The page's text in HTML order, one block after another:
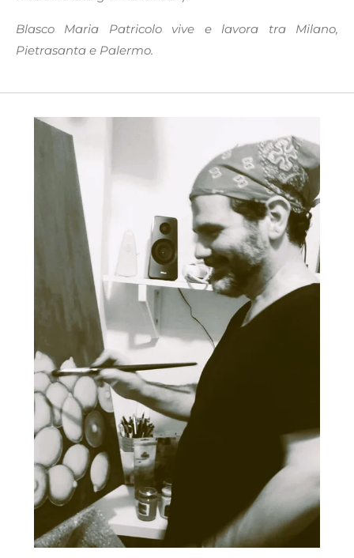
Blasco Maria Patricolo vive e lavora tra Milano,
Pietrasanta e Palermo.